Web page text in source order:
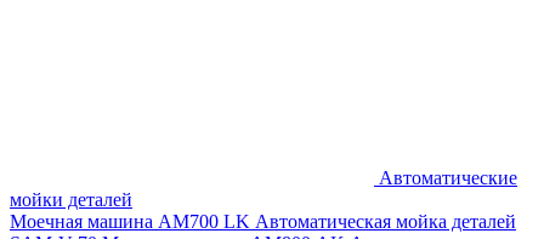
Автоматические
мойки деталей
Моечная машина AM700 LK Автоматическая мойка деталей